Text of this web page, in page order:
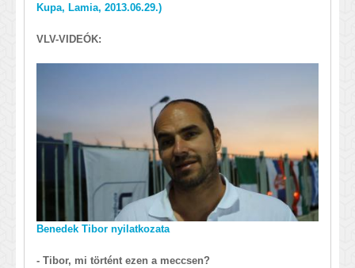
Kupa, Lamia, 2013.06.29.)
VLV-VIDEÓK:
Benedek Tibor nyilatkozata
- Tibor, mi történt ezen a meccsen?